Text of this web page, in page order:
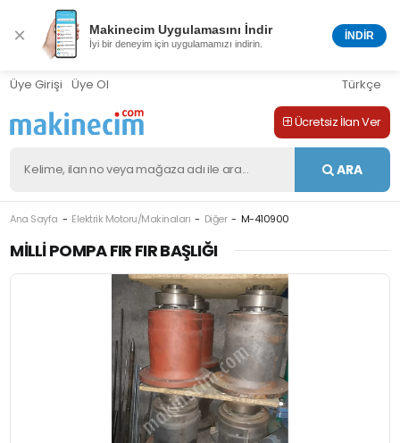
× Makinecim Uygulamasını İndir
İyi bir deneyim için uygulamamızı indirin.
İNDİR
Üye Girişi Üye Ol Türkçe
Ücretsiz İlan Ver
ARA
Ana Sayfa Elektrik Motoru/Makinaları Diğer M-410900
MILLI POMPA FIR FIR BAŞLIĞI